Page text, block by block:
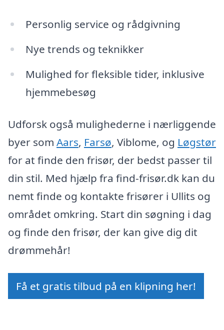
Personlig service og rådgivning
Nye trends og teknikker
Mulighed for fleksible tider, inklusive
hjemmebesøg
Udforsk også mulighederne i nærliggende
byer som Aars, Farsø, Viblome, og Løgstør
for at finde den frisør, der bedst passer til
din stil. Med hjælp fra find-frisør.dk kan du
nemt finde og kontakte frisører i Ullits og
området omkring. Start din søgning i dag
og finde den frisør, der kan give dig dit
drømmehår!
Få et gratis tilbud på en klipning her!